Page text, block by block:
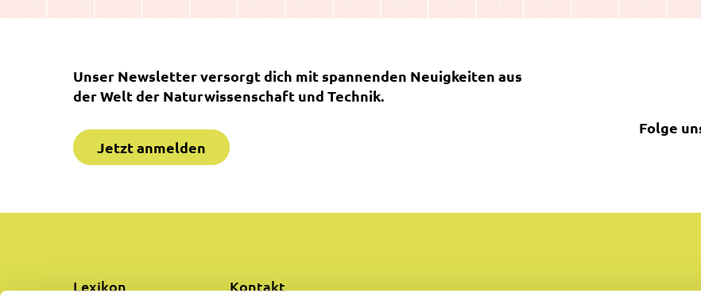
Unser Newsletter versorgt dich mit spannenden Neuigkeiten aus
der Welt der Naturwissenschaft und Technik.
Jetzt anmelden
Folge
Lexikon Kontakt